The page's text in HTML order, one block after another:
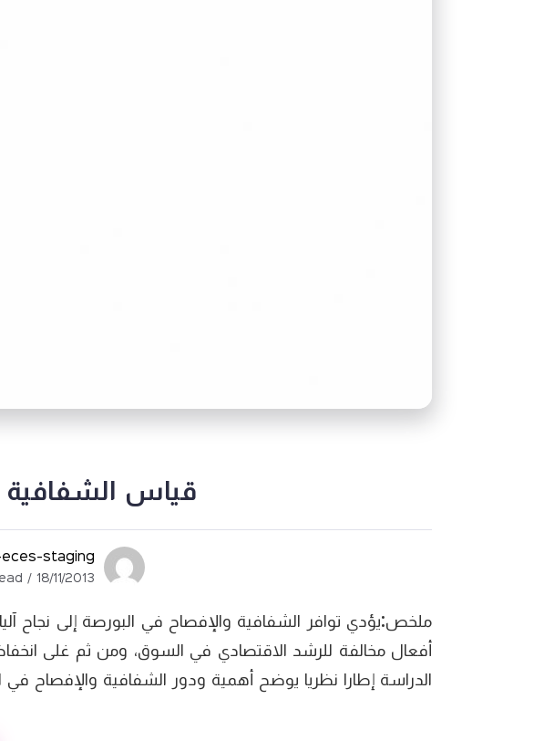
قياس الشفافية
eces-staging
18/11/2013
ملخص:يؤدي توافر الشفافية والإفصاح في البورصة إلى نجاح
أفعال مخالفة للرشد الاقتصادي في السوق، ومن ثم غلى
الدراسة إطارا نظريا يوضح أهمية ودور الشفافية والإفصاح في